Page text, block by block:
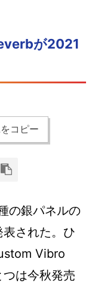
が2021
コピー
の銀パネルの
された。ひ
Vibro
は今秋発売